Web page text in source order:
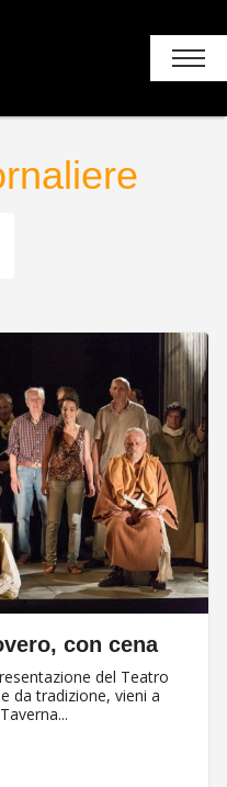
con cena
del Teatro
da tradizione, vieni a